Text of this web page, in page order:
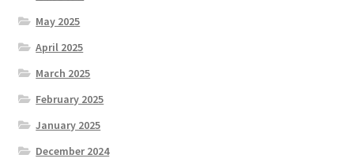
May 2025
April 2025
March 2025
February 2025
January 2025
December 2024